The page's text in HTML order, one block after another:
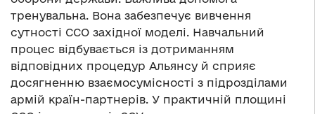
тренувальна. Вона забезпечує вивчення
сутності ССО західної моделі. Навчальний
процес відбувається із дотриманням
відповідних процедур Альянсу й сприяє
досягненню взаємосумісності з підрозділами
армій країн-партнерів. У практичній площині